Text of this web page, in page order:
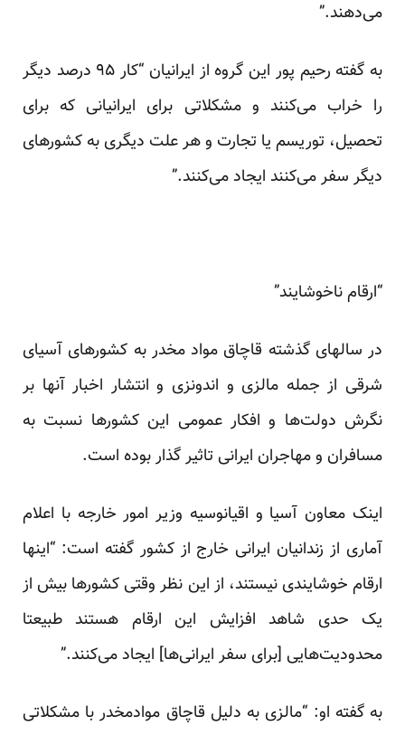
می‌دهند.”
به گفته رحیم پور این گروه از ایرانیان “کار ۹۵ درصد دیگر
را خراب می‌کنند و مشکلاتی برای ایرانیانی که برای
تحصیل، توریسم یا تجارت و هر علت دیگری به کشورهای
دیگر سفر می‌کنند ایجاد می‌کنند.”
“ارقام ناخوشایند”
در سالهای گذشته قاچاق مواد مخدر به کشورهای آسیای
شرقی از جمله مالزی و اندونزی و انتشار اخبار آنها بر
نگرش دولت‌ها و افکار عمومی این کشورها نسبت به
مسافران و مهاجران ایرانی تاثیر گذار بوده است.
اینک معاون آسیا و اقیانوسیه وزیر امور خارجه با اعلام
آماری از زندانیان ایرانی خارج از کشور گفته است: “اینها
ارقام خوشایندی نیستند، از این نظر وقتی کشورها بیش از
یک حدی شاهد افزایش این ارقام هستند طبیعتا
محدودیت‌هایی [برای سفر ایرانی‌ها] ایجاد می‌کنند.”
به گفته او: “مالزی به دلیل قاچاق موادمخدر با مشکلاتی